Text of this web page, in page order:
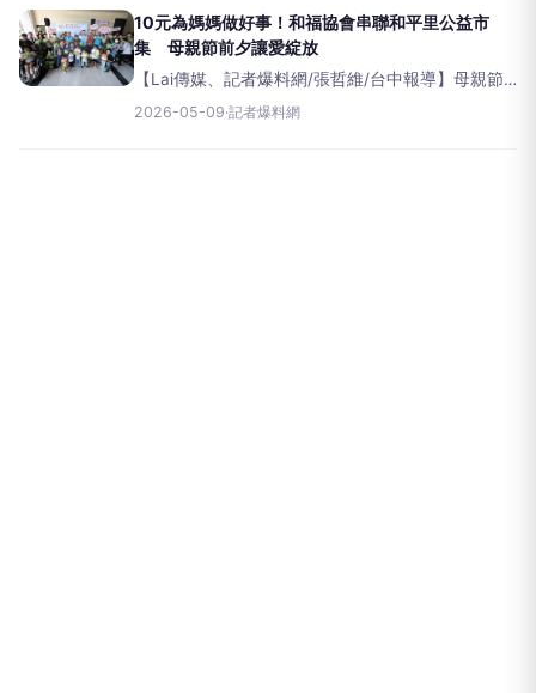
10元為媽媽做好事！和福協會串聯和平里公益市
集 母親節前夕讓愛綻放
【Lai傳媒、記者爆料網/張哲維/台中報導】母親節
前夕，台中市北屯區和平里湧現滿滿公益暖流。臺
2026-05-09·記者爆料網